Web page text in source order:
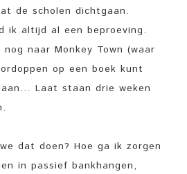
de scholen dichtgaan.
ik altijd al een beproeving.
naar Monkey Town (waar
op een boek kunt
Laat staan drie weken
dat doen? Hoe ga ik zorgen
in passief bankhangen,